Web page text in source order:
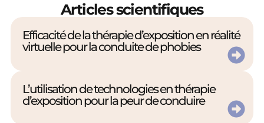
Articles scientifiques
Efficacité de la thérapie d’exposition en réalité
virtuelle pour la conduite de phobies
L’utilisation de technologies en thérapie
d’exposition pour la peur de conduire